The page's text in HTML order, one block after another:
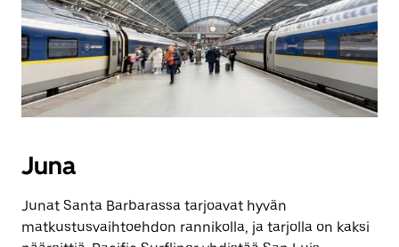
Juna
Junat Santa Barbarassa tarjoavat hyvän
matkustusvaihtoehdon rannikolla, ja tarjolla on kaksi